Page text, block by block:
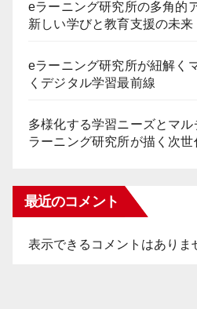
eラーニング研究所の多角的
新しい学びと教育支援の未来
eラーニング研究所が紐解く
くデジタル学習最前線
多様化する学習ニーズとマ
ラーニング研究所が描く次世
最近のコメント
表示できるコメントはありま